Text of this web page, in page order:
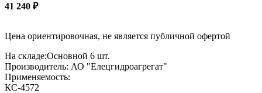
41 240 ₽
Цена ориентировочная, не является публичной офертой
На складе:Основной 6 шт.
Производитель: АО "Елецгидроагрегат"
Применяемость:
КС-4572